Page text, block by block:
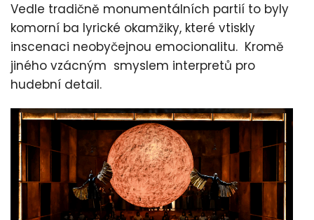
Vedle tradičně monumentálních partií to byly
komorní ba lyrické okamžiky, které vtiskly
inscenaci neobyčejnou emocionalitu. Kromě
jiného vzácným smyslem interpretů pro
hudební detail.